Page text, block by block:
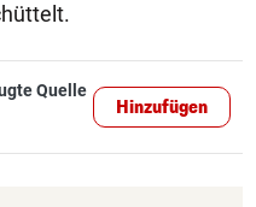
Quelle
Hinzufügen